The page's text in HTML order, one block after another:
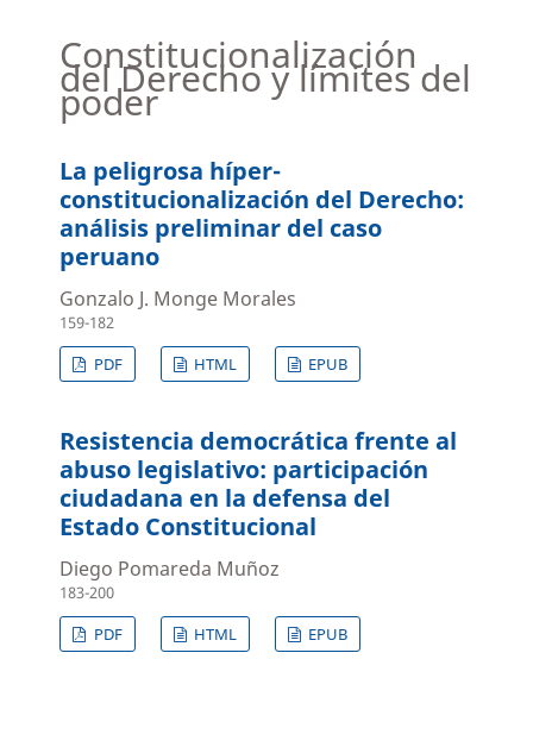
Constitucionalización
del Derecho y límites del
poder
La peligrosa híper-
constitucionalización del Derecho:
análisis preliminar del caso
peruano
Gonzalo J. Monge Morales
159-182
PDF
HTML EPUB
Resistencia democrática frente al
abuso legislativo: participación
ciudadana en la defensa del
Estado Constitucional
Diego Pomareda Muñoz
183-200
PDF
HTML EPUB